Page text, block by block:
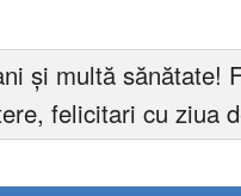
și multă sănătate!
felicitari cu ziua